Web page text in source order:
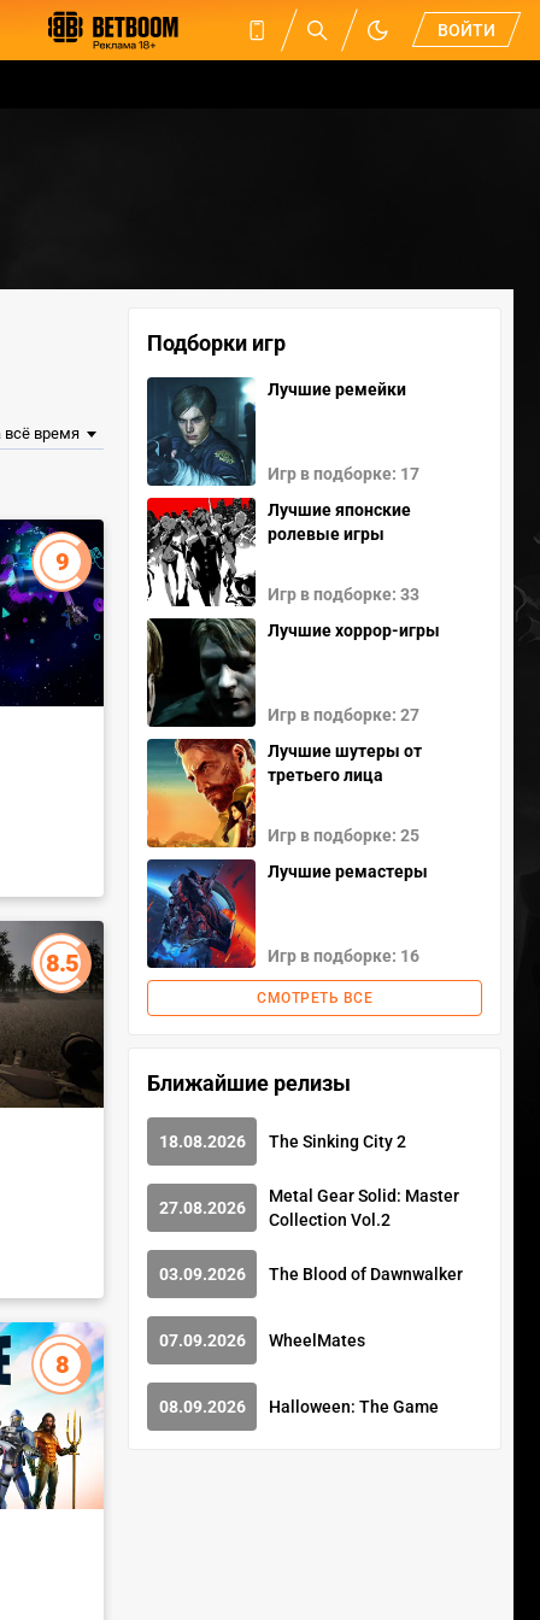
ВОЙТИ
9
8.5
8
Подборки игр
Лучшие ремейки
Игр в подборке: 17
Лучшие японские
ролевые игры
Игр в подборке: 33
Лучшие хоррор-игры
Игр в подборке: 27
Лучшие шутеры от
третьего лица
Игр в подборке: 25
Лучшие ремастеры
Игр в подборке: 16
СМОТРЕТЬ ВСЕ
Ближайшие релизы
18.08.2026 The Sinking City 2
27.08.2026
Metal Gear Solid: Master
Collection Vol.2
03.09.2026 The Blood of Dawnwalker
07.09.2026 WheelMates
08.09.2026 Halloween: The Game